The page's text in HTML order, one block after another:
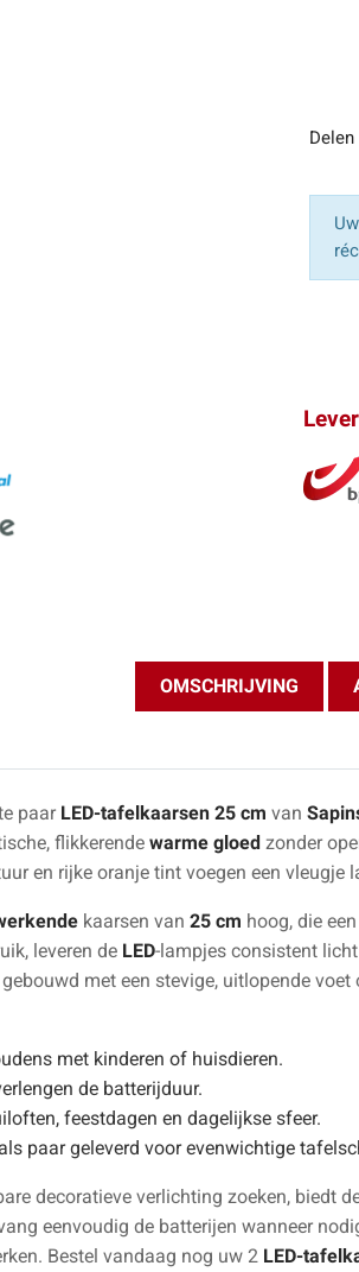
Delen
OMSCHRIJVING
paar LED-tafelkaarsen 25 cm van
flikkerende warme gloed zonder
en rijke oranje tint voegen een
kaarsen van 25 cm hoog, die
leveren de LED-lampjes consistent
met een stevige, uitlopende
met kinderen of huisdieren.
de batterijduur.
feestdagen en dagelijkse sfeer.
paar geleverd voor evenwichtige
decoratieve verlichting zoeken, biedt
eenvoudig de batterijen wanneer
Bestel vandaag nog uw 2 LED-